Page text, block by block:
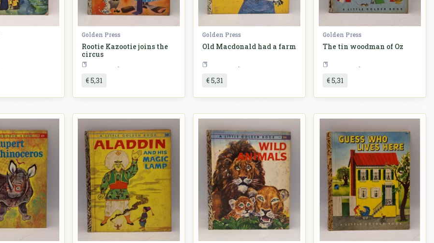
Golden Press
Rootie Kazootie joins the
circus
€ 5,31
Golden Press
Old Macdonald had a farm
€ 5,31
Golden Press
The tin woodman of Oz
€ 5,31